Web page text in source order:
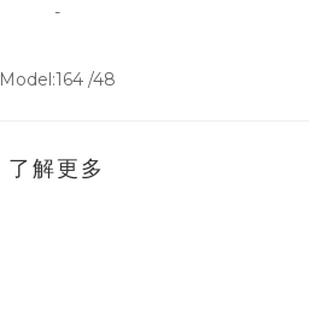
-
Model:164 /48
了解更多